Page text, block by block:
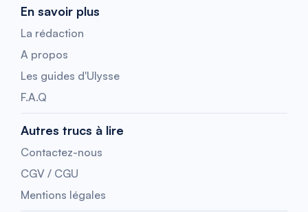
En savoir plus
La rédaction
A propos
Les guides d'Ulysse
F.A.Q
Autres trucs à lire
Contactez-nous
CGV / CGU
Mentions légales